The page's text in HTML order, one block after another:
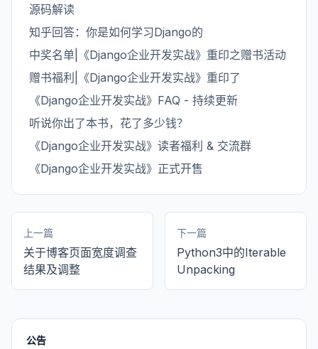
源码解读
知乎回答：你是如何学习Django的
中奖名单|《Django企业开发实战》重印之赠书活动
赠书福利|《Django企业开发实战》重印了
《Django企业开发实战》FAQ - 持续更新
听说你出了本书，花了多少钱？
《Django企业开发实战》读者福利 & 交流群
《Django企业开发实战》正式开售
上一篇
关于博客页面宽度调查
结果及调整
下一篇
Python3中的Iterable
Unpacking
公告